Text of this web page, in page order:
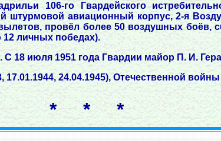
106-го Гвардейского
штурмовой авиационный корпус, 2-я
провёл более 50 воздушных боёв,
12 личных победах).
18 июля 1951 года Гвардии майор П. И.
24.04.1945), Отечественной
* * *